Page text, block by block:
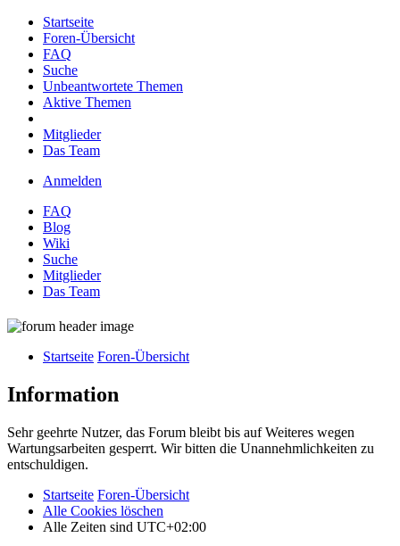
Startseite
Foren-Übersicht
FAQ
Suche
Unbeantwortete Themen
Aktive Themen
Mitglieder
Das Team
Anmelden
FAQ
Blog
Wiki
Suche
Mitglieder
Das Team
Startseite Foren-Übersicht
Information
Sehr geehrte Nutzer, das Forum bleibt bis auf Weiteres wegen
Wartungsarbeiten gesperrt. Wir bitten die Unannehmlichkeiten zu
entschuldigen.
Startseite Foren-Übersicht
Alle Cookies löschen
Alle Zeiten sind UTC+02:00